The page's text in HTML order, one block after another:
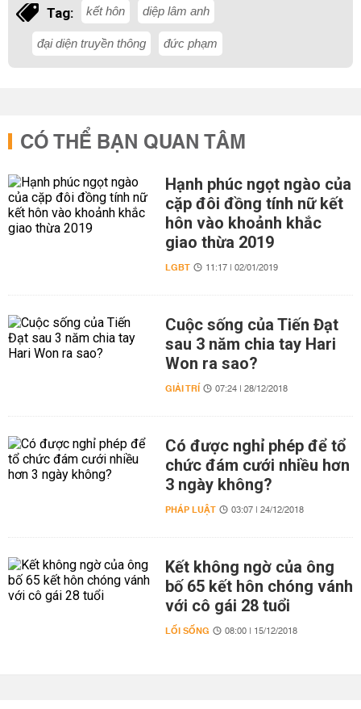
Tag: kết hôn diệp lâm anh
đại diện truyền thông đức phạm
CÓ THỂ BẠN QUAN TÂM
Hạnh phúc ngọt ngào của
cặp đôi đồng tính nữ kết
hôn vào khoảnh khắc
giao thừa 2019
LGBT 11:17 | 02/01/2019
Cuộc sống của Tiến Đạt
sau 3 năm chia tay Hari
Won ra sao?
GIẢI TRÍ 07:24 | 28/12/2018
Có được nghỉ phép để tổ
chức đám cưới nhiều hơn
3 ngày không?
PHÁP LUẬT 03:07 | 24/12/2018
Kết không ngờ của ông
bố 65 kết hôn chóng vánh
với cô gái 28 tuổi
LỐI SỐNG 08:00 | 15/12/2018